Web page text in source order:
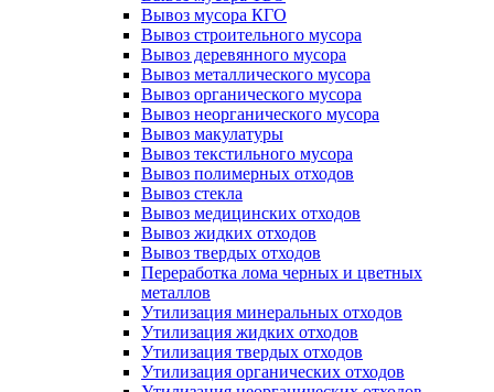
Вывоз мусора КГО
Вывоз строительного мусора
Вывоз деревянного мусора
Вывоз металлического мусора
Вывоз органического мусора
Вывоз неорганического мусора
Вывоз макулатуры
Вывоз текстильного мусора
Вывоз полимерных отходов
Вывоз стекла
Вывоз медицинских отходов
Вывоз жидких отходов
Вывоз твердых отходов
Переработка лома черных и цветных
металлов
Утилизация минеральных отходов
Утилизация жидких отходов
Утилизация твердых отходов
Утилизация органических отходов